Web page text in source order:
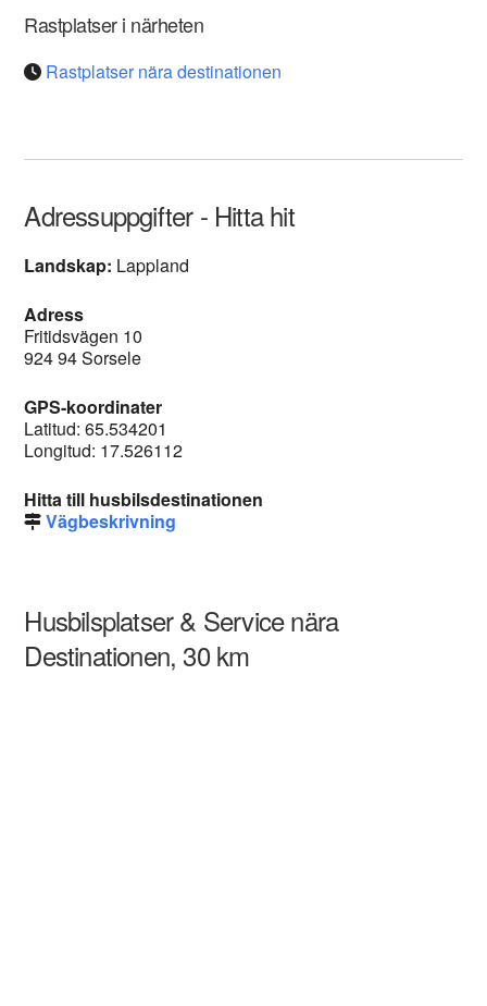
Rastplatser i närheten
Rastplatser nära destinationen
Adressuppgifter - Hitta hit
Landskap: Lappland
Adress
Fritidsvägen 10
924 94 Sorsele
GPS-koordinater
Latitud: 65.534201
Longitud: 17.526112
Hitta till husbilsdestinationen
Vägbeskrivning
Husbilsplatser & Service nära
Destinationen, 30 km